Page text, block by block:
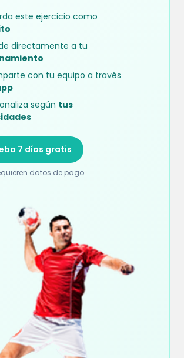
este ejercicio como
directamente a tu
con tu equipo a través
según tus
7 días gratis
datos de pago